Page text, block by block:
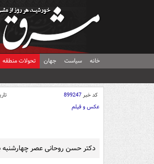
خانه سیاست جهان تحولات منطقه
کد خبر899247
عکس و فیلم
دکتر حسن روحانی عصر چهارشنبه